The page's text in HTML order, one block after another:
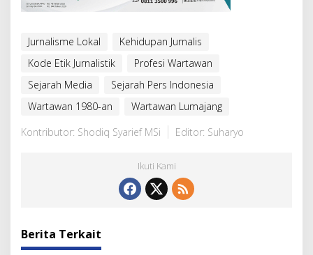
Jurnalisme Lokal
Kehidupan Jurnalis
Kode Etik Jurnalistik
Profesi Wartawan
Sejarah Media
Sejarah Pers Indonesia
Wartawan 1980-an
Wartawan Lumajang
Kontributor: Shodiq Syarief MSi
Editor: Suharyo
Ikuti Kami
Berita Terkait